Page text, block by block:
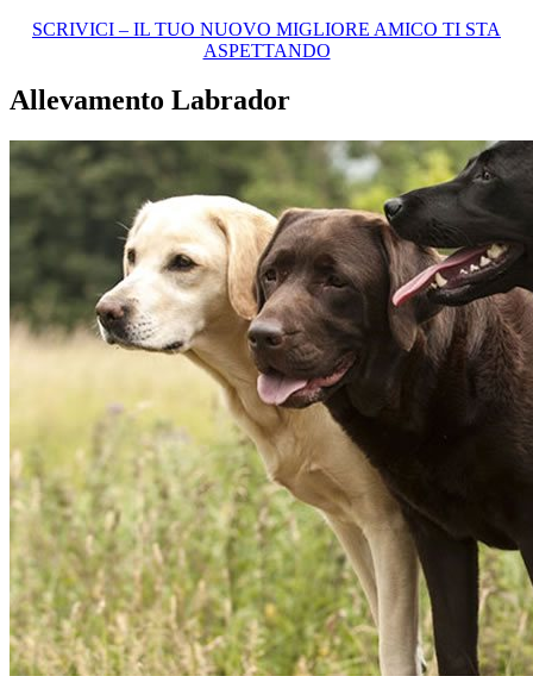
SCRIVICI – IL TUO NUOVO MIGLIORE AMICO TI STA
ASPETTANDO
Allevamento Labrador